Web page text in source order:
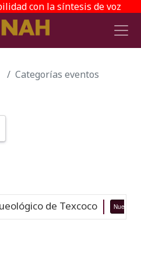
con la síntesis de voz
Categorías eventos
de Texcoco Nuevo